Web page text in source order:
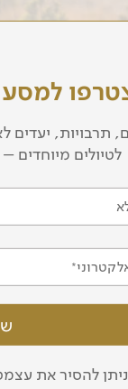
למסע
תרבויות, יעדים
לטיולים מיוחדים
ניתן להסיר את